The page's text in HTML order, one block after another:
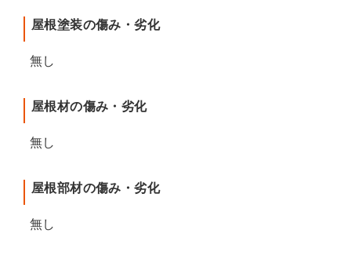
屋根塗装の傷み・劣化
無し
屋根材の傷み・劣化
無し
屋根部材の傷み・劣化
無し